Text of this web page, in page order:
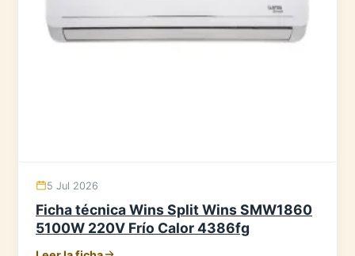
5 Jul 2026
Ficha técnica Wins Split Wins SMW1860
5100W 220V Frío Calor 4386fg